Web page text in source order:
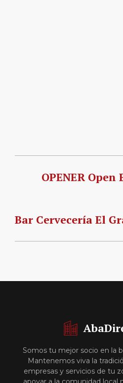
OPENER
Bar Cervecería El
Somos tu mejor socio en la
Mantenemos viva la
empresas y servicios de tu